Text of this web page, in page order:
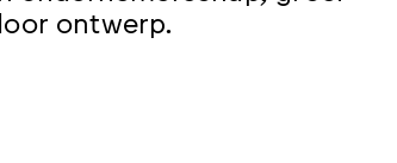
ontwerp.